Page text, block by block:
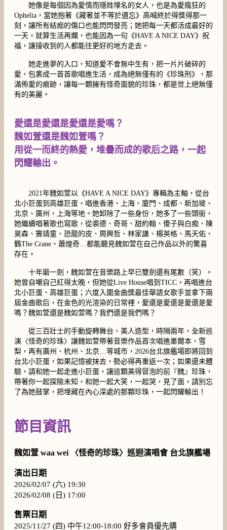
她像是每個因為愛情而隱姓埋名的女人，也是為愛瘋狂的
Ophelia，當她抱著《藏著並不等於遺忘》高喊終於得獎得那一
刻，讓所有結痂的傷口也能閃閃發亮；她把每一天都活成最好的
一天，就算生活再爛，也能因為一句《HAVE A NICE DAY》祝
福，讓接收到的人都能往更好的地方走去。
她走進夢的入口，知道愛不會無中生有，把一片片破碎的
愛，包裹成一首首歌唱進生活，成為絕無僅有的《珍珠刑》，那
滿佈愛的痕跡，讓每一顆擁有怪奇面貌的珍珠，都是世上絕無僅
有的美麗。
愛還是愛還是愛還是愛嗎？
魏如萱還是魏如萱嗎？
用從一而終的熱愛，堆疊而成的歌后之路，一起
閃耀輸出。
2021年魏如萱以《HAVE A NICE DAY》專輯為主軸，從台
北小巨蛋到高雄巨蛋，唱進香港、上海、廈門、成都、新加坡、
北京、廣州，上海等地。她卸除了一些身份，她多了一些頭銜，
她繼續唱著歌也寫歌，從裘德、奇哥、甜約翰、傻子與白痴、陳
昊森、竇靖童、恐龍的皮、周興哲、林家謙、楊英格、馬天佑、
鶴The Crane、蕭煌奇…都能聽見魏如萱在自己作品以外的驚喜
存在。
十年磨一劍，魏如萱在音樂路上早已雙劍還有尾數（笑）。
她曾自嘲自己紅得太晚，但她從Live House唱到TICC，再唱進台
北小巨蛋、高雄巨蛋；六度入圍金曲獎最佳華語女歌手並拿下兩
屆金曲歌后，在金色的光渲染的日常裡，愛還是愛還是愛還是愛
嗎？魏如萱還是魏如萱嗎？我們還是我們嗎？
從三百壯士的手動旋轉舞台、美人造型，時隔兩年，全新巡
演〈怪奇的珍珠〉讓魏如萱帶著音樂作品首次唱進墨爾本、雪
梨，再有廣州、杭州、北京…等城市，2026台北旗艦場即將回到
台北小巨蛋，如果記憶被抹去，勢必得再重返一次；如果還未體
驗，請和她一起走進小巨蛋，讓這顆美得冒泡的前『魏』珍珠，
帶著你一起探險未知，和她一起大笑，一起哭，見了面，請別忘
了為她鼓掌，把埋藏在內心深處的那顆珍珠，一起閃耀輸出！
節目資訊
魏如萱 waa wei 〈怪奇的珍珠〉巡迴演唱會 台北旗艦場
演出日期
2026/02/07 (六) 19:30
2026/02/08 (日) 17:00
售票日期
2025/11/27 (四) 中午12:00-18:00 好多會員優先購